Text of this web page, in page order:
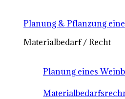
Planung & Pflanzung
Materialbedarf / Recht
Planung eines